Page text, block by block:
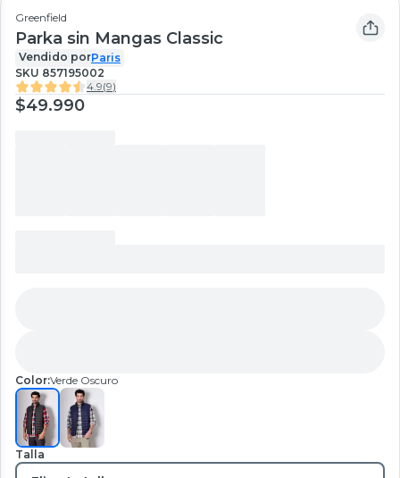
Greenfield
Parka sin Mangas Classic
Vendido porParis
SKU 857195002
4.9(9)
$49.990
Color:Verde Oscuro
Talla